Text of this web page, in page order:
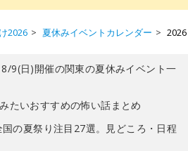
2026 夏休みイベントカレンダー
9(日)開催の関東の夏休みイベント一
たいおすすめの怖い話まとめ
国の夏祭り注目27選。見どころ・日程